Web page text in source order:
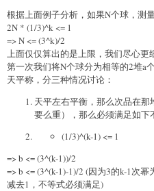
根据上面例子分析，如果N个球，测
2N * (1/3)^k <= 1
=> N <= (3^k)/2
上面仅仅算出的是上限，我们尽心更
第一次我们将N个球分为相等的2堆a
天平称，分三种情况讨论：
天平左右平衡，那么次品在那
要么重），那么必须满足如下
(1/3)^(k-1) <= 1
=> b <= (3^(k-1))/2
=> b <= (3^(k-1)-1)/2 (因为3的k-1次
减去1，不等式必须满足)